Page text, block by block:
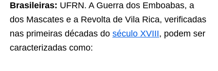
Brasileiras: UFRN. A Guerra dos Emboabas, a
dos Mascates e a Revolta de Vila Rica, verificadas
nas primeiras décadas do século XVIII, podem ser
caracterizadas como: